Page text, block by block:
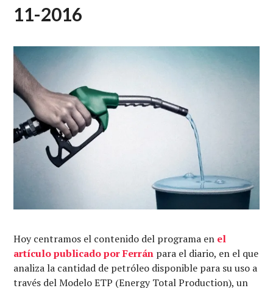
11-2016
Hoy centramos el contenido del programa en el
artículo publicado por Ferrán para el diario, en el que
analiza la cantidad de petróleo disponible para su uso a
través del Modelo ETP (Energy Total Production), un